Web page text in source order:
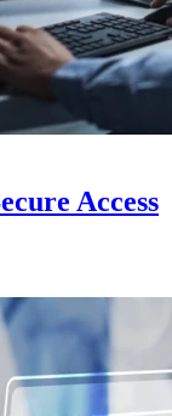
Access